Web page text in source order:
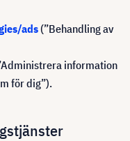
ads(”Behandling av
information
för dig”).